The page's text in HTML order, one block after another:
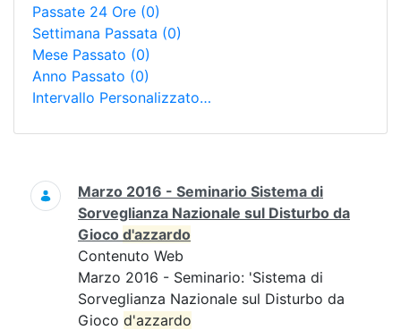
Passate 24 Ore (0)
Settimana Passata (0)
Mese Passato (0)
Anno Passato (0)
Intervallo Personalizzato…
Ricerca
Marzo 2016 - Seminario Sistema di
Sorveglianza Nazionale sul Disturbo da
Gioco d'azzardo
Contenuto Web
Marzo 2016 - Seminario: 'Sistema di
Sorveglianza Nazionale sul Disturbo da
Gioco d'azzardo